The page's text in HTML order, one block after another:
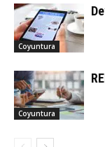
Coyuntura
Coyuntura